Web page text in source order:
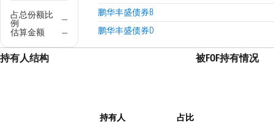
占总份额比
例
—
估算金额
—
鹏华丰盛债券B
鹏华丰盛债券D
持有人结构
持有人 占比
被FOF持有情况